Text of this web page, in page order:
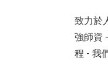
致力於
強師資
程 - 我